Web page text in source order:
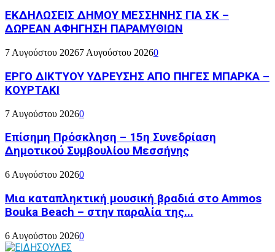
ΕΚΔΗΛΩΣΕΙΣ ΔΗΜΟΥ ΜΕΣΣΗΝΗΣ ΓΙΑ ΣΚ –
ΔΩΡΕΑΝ ΑΦΗΓΗΣΗ ΠΑΡΑΜΥΘΙΩΝ
7 Αυγούστου 20267 Αυγούστου 20260
ΕΡΓΟ ΔΙΚΤΥΟΥ ΥΔΡΕΥΣΗΣ ΑΠΟ ΠΗΓΕΣ ΜΠΑΡΚΑ –
ΚΟΥΡΤΑΚΙ
7 Αυγούστου 20260
Επίσημη Πρόσκληση – 15η Συνεδρίαση
Δημοτικού Συμβουλίου Μεσσήνης
6 Αυγούστου 20260
Μια καταπληκτική μουσική βραδιά στο Ammos
Bouka Beach – στην παραλία της...
6 Αυγούστου 20260